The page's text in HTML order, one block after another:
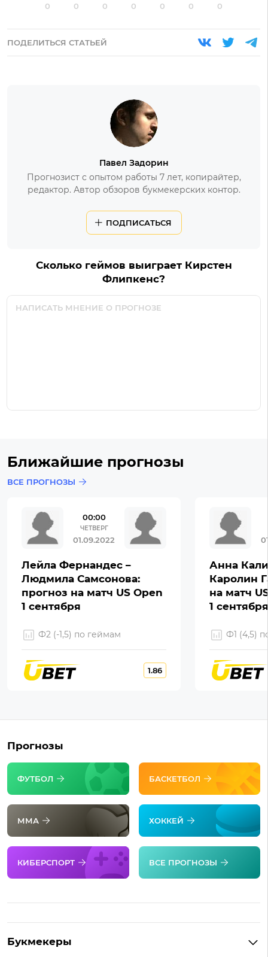
0 0 0 0 0 0 0
ПОДЕЛИТЬСЯ СТАТЬЕЙ
Павел Задорин
Прогнозист с опытом работы 7 лет, копирайтер,
редактор. Автор обзоров букмекерских контор.
ПОДПИСАТЬСЯ
Сколько геймов выиграет Кирстен
Флипкенс?
Ближайшие прогнозы
ВСЕ ПРОГНОЗЫ
00:00
ЧЕТВЕРГ
01.09.2022
Лейла Фернандес –
Людмила Самсонова:
прогноз на матч US Open
1 сентября
Ф2 (-1,5) по геймам
1.86
Анна
Каролин
на матч
1 сентября
Ф1 (4,5)
Прогнозы
ФУТБОЛ БАСКЕТБОЛ
ММА ХОККЕЙ
КИБЕРСПОРТ ВСЕ ПРОГНОЗЫ
Букмекеры